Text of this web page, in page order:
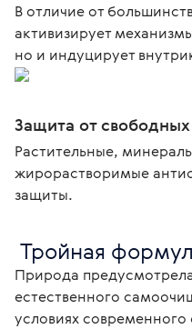
В отличие от
активизирует
но и индуцирует
Защита от
Растительные,
жирорастворимые
защиты.
Тройная
Природа
естественного
условиях